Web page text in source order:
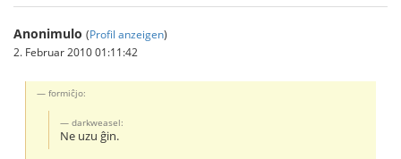
Anonimulo (Profil anzeigen)
2. Februar 2010 01:11:42
formiĉjo:
darkweasel:
Ne uzu ĝin.